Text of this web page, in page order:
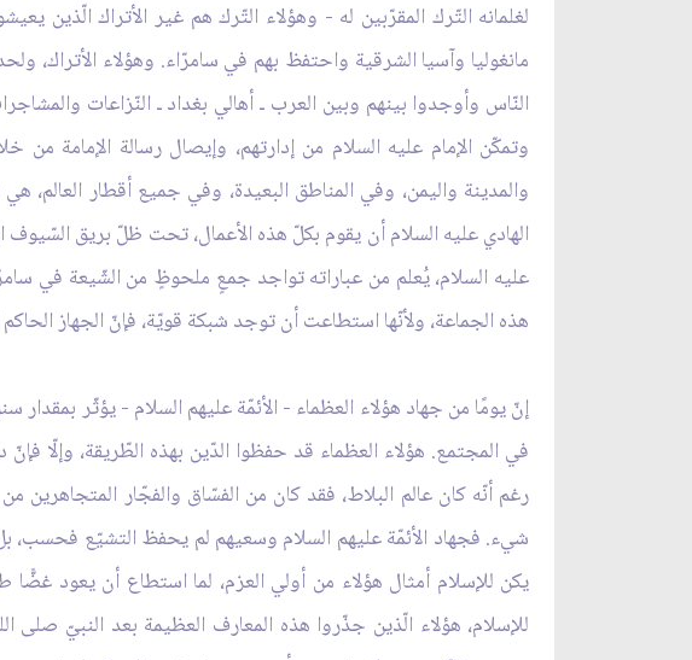
لغلمانه التّرك المقرّبين له - وهؤلاء التّرك هم غير الأتراك
مانغوليا وآسيا الشرقية واحتفظ بهم في سامرّاء. وهؤلاء الأتراك،
النّاس وأوجدوا بينهم وبين العرب ـ أهالي بغداد ـ النّزاعات
وتمكّن الإمام عليه السلام من إدارتهم، وإيصال رسالة الإمامة
والمدينة واليمن، وفي المناطق البعيدة، وفي جميع أقطار
الهادي عليه السلام أن يقوم بكلّ هذه الأعمال، تحت ظلّ بريق
عليه السلام، يُعلم من عباراته تواجد جمعٍ ملحوظٍ من الشّيعة في
هذه الجماعة، ولأنّها استطاعت أن توجد شبكة قويّة، فإنّ الجهاز
إنّ يومًا من جهاد هؤلاء العظماء - الأئمّة عليهم السلام - يؤثّر
في المجتمع. هؤلاء العظماء قد حفظوا الدّين بهذه الطّريقة، وإلّا
رغم أنّه كان عالم البلاط، فقد كان من الفسّاق والفجّار
شيء. فجهاد الأئمّة عليهم السلام وسعيهم لم يحفظ التشيّع فحسب، بل
للإسلام، هؤلاء الّذين جذّروا هذه المعارف العظيمة بعد النبيّ صلى